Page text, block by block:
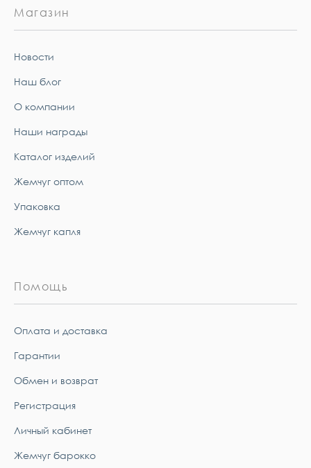
Магазин
Новости
Наш блог
О компании
Наши награды
Каталог изделий
Жемчуг оптом
Упаковка
Жемчуг капля
Помощь
Оплата и доставка
Гарантии
Обмен и возврат
Регистрация
Личный кабинет
Жемчуг барокко